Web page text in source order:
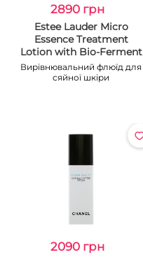
2890 грн
Estee Lauder Micro
Essence Treatment
Lotion with Bio-Ferment
Вирівнювальний флюїд для
сяйної шкіри
2090 грн